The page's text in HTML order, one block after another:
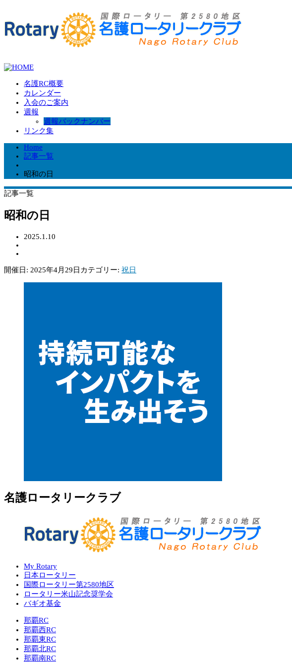
名護RC概要
カレンダー
入会のご案内
週報
週報バックナンバー
リンク集
Home
記事一覧
昭和の日
記事一覧
昭和の日
2025.1.10
開催日: 2025年4月29日 カテゴリー: 祝日
名護ロータリークラブ
My Rotary
日本ロータリー
国際ロータリー第2580地区
ロータリー米山記念奨学会
バギオ基金
那覇RC
那覇西RC
那覇東RC
那覇北RC
那覇南RC